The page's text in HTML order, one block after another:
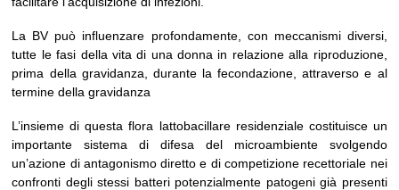
La BV può influenzare profondamente, con meccanismi diversi,
tutte le fasi della vita di una donna in relazione alla riproduzione,
prima della gravidanza, durante la fecondazione, attraverso e al
termine della gravidanza
L’insieme di questa flora lattobacillare residenziale costituisce un
importante sistema di difesa del microambiente svolgendo
un’azione di antagonismo diretto e di competizione recettoriale nei
confronti degli stessi batteri potenzialmente patogeni già presenti